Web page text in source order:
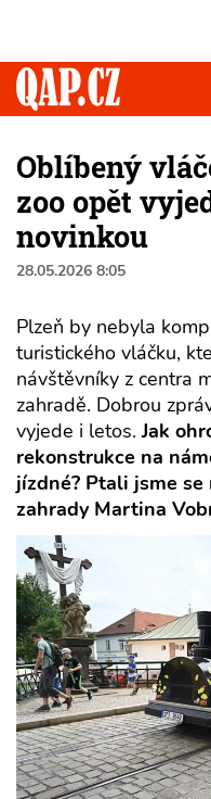
Oblíbený
zoo opět
novinkou
28.05.2026 8:05
Plzeň by nebyla
turistického vláčku,
návštěvníky z centra
zahradě. Dobrou
vyjede i letos. Jak
rekonstrukce na
jízdné? Ptali jsme
zahrady Martina